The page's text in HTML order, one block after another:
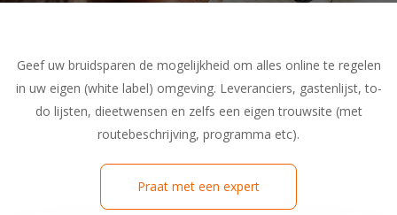
Geef uw bruidsparen de mogelijkheid om alles online te regelen
in uw eigen (white label) omgeving. Leveranciers, gastenlijst, to-
do lijsten, dieetwensen en zelfs een eigen trouwsite (met
routebeschrijving, programma etc).
Praat met een expert